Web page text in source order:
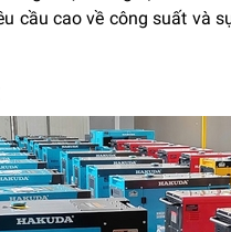
cầu cao về công suất và